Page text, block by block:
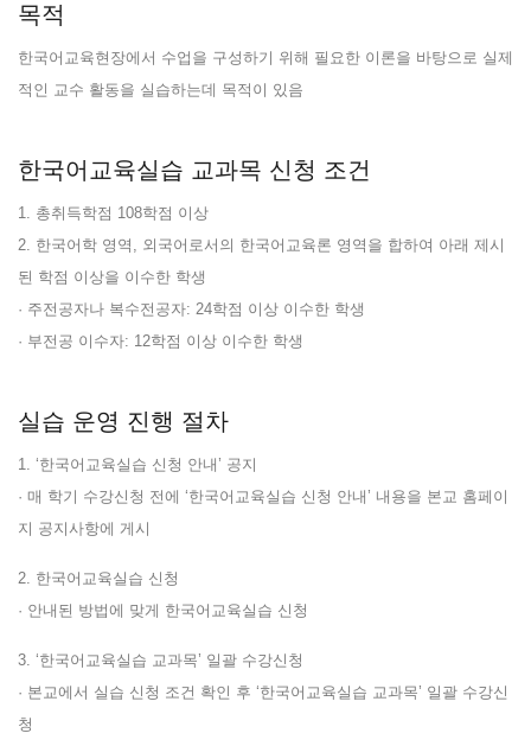
목적
한국어교육현장에서 수업을 구성하기 위해 필요한 이론을 바탕으로 실제
적인 교수 활동을 실습하는데 목적이 있음
한국어교육실습 교과목 신청 조건
1. 총취득학점 108학점 이상
2. 한국어학 영역, 외국어로서의 한국어교육론 영역을 합하여 아래 제시
된 학점 이상을 이수한 학생
· 주전공자나 복수전공자: 24학점 이상 이수한 학생
· 부전공 이수자: 12학점 이상 이수한 학생
실습 운영 진행 절차
1. ‘한국어교육실습 신청 안내’ 공지
· 매 학기 수강신청 전에 ‘한국어교육실습 신청 안내’ 내용을 본교 홈페이
지 공지사항에 게시
2. 한국어교육실습 신청
· 안내된 방법에 맞게 한국어교육실습 신청
3. ‘한국어교육실습 교과목’ 일괄 수강신청
· 본교에서 실습 신청 조건 확인 후 ‘한국어교육실습 교과목’ 일괄 수강신
청